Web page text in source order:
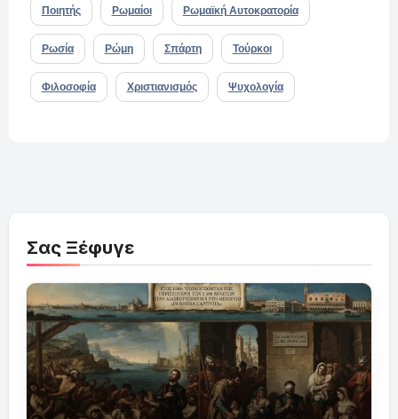
Ποιητής Ρωμαίοι Ρωμαϊκή Αυτοκρατορία
Ρωσία Ρώμη Σπάρτη Τούρκοι
Φιλοσοφία Χριστιανισμός Ψυχολογία
Σας Ξέφυγε